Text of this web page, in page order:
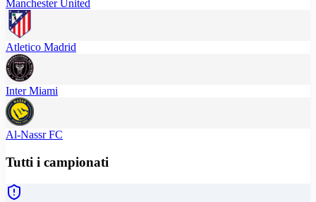
Manchester United
Atletico Madrid
Inter Miami
Al-Nassr FC
Tutti i campionati